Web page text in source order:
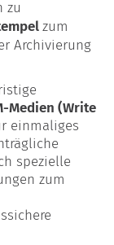
zu
zum
Archivierung
Medien (Write
einmaliges
spezielle
zum